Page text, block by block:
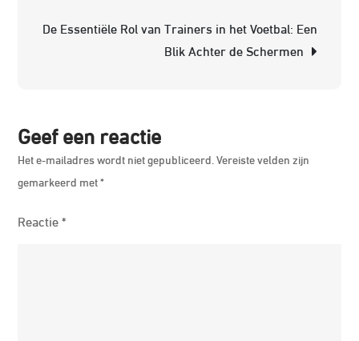
De Essentiële Rol van Trainers in het Voetbal: Een
Blik Achter de Schermen
Geef een reactie
Het e-mailadres wordt niet gepubliceerd. Vereiste velden zijn
gemarkeerd met*
Reactie*